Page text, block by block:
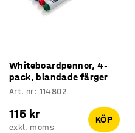
Whiteboardpennor, 4-
pack, blandade färger
Art. nr: 114802
115 kr
exkl. moms
KÖP